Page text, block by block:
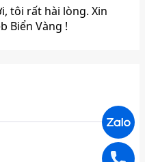
tôi rất hài lòng. Xin
Biển Vàng !